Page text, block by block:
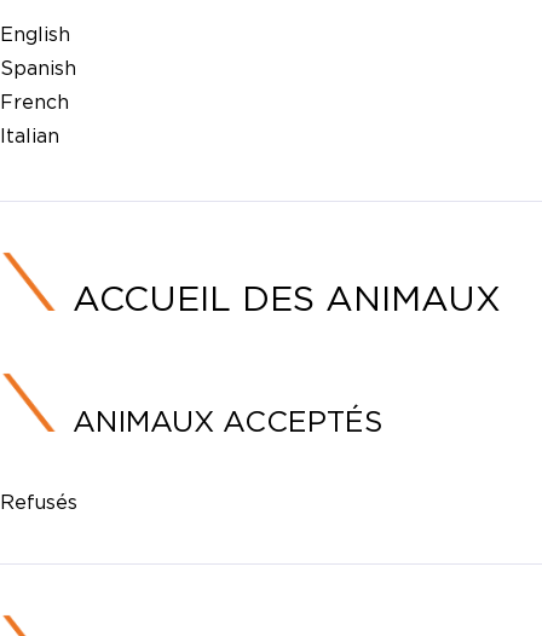
English
Spanish
French
Italian
ACCUEIL DES ANIMAUX
ANIMAUX ACCEPTÉS
Refusés